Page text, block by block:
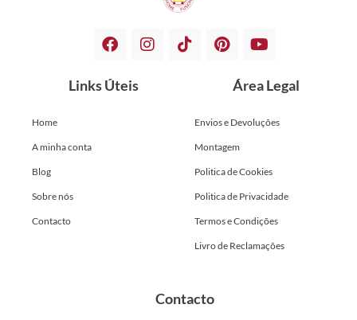
Links Úteis
Home
A minha conta
Blog
Sobre nós
Contacto
Área Legal
Envios e Devoluções
Montagem
Politica de Cookies
Politica de Privacidade
Termos e Condições
Livro de Reclamações
Contacto